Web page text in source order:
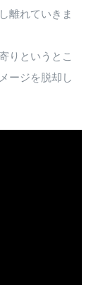
離れていきま
りというとこ
ージを脱却し